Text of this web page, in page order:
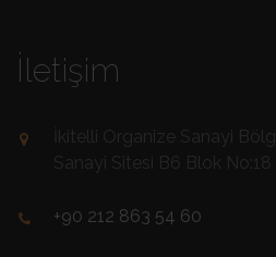
İletişim
İkitelli Organize Sanayi
Sanayi Sitesi B6 Blok
+90 212 863 54 60